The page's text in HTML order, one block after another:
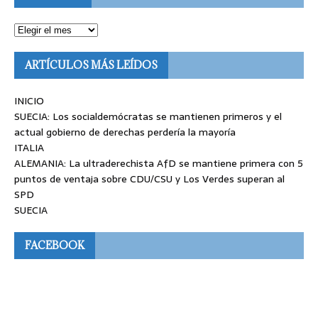
ARTÍCULOS MÁS LEÍDOS
INICIO
SUECIA: Los socialdemócratas se mantienen primeros y el
actual gobierno de derechas perdería la mayoría
ITALIA
ALEMANIA: La ultraderechista AfD se mantiene primera con 5
puntos de ventaja sobre CDU/CSU y Los Verdes superan al
SPD
SUECIA
FACEBOOK